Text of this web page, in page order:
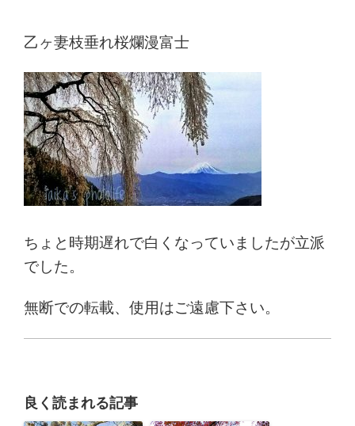
乙ヶ妻枝垂れ桜爛漫富士
ちょと時期遅れで白くなっていましたが立派
でした。
無断での転載、使用はご遠慮下さい。
良く読まれる記事